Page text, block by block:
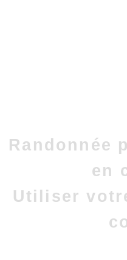
Randonnée
en
Utiliser